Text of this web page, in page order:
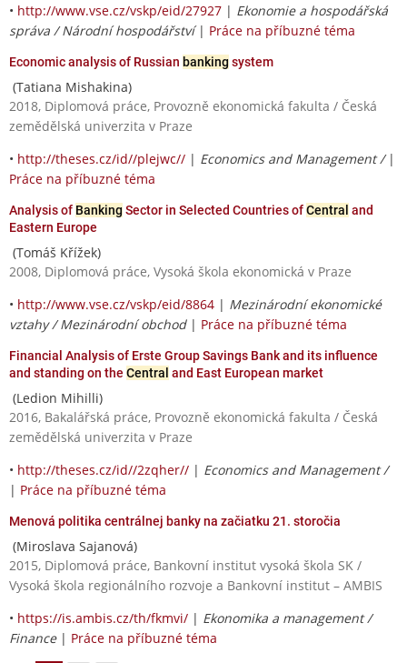
• http://www.vse.cz/vskp/eid/27927 | Ekonomie a hospodářská
správa / Národní hospodářství| Práce na příbuzné téma
Economic analysis of Russian banking system
(Tatiana Mishakina)
2018, Diplomová práce, Provozně ekonomická fakulta / Česká
zemědělská univerzita v Praze
• http://theses.cz/id//plejwc// | Economics and Management / |
Práce na příbuzné téma
Analysis of Banking Sector in Selected Countries ofCentral and
Eastern Europe
(Tomáš Křížek)
2008, Diplomová práce, Vysoká škola ekonomická v Praze
• http://www.vse.cz/vskp/eid/8864 | Mezinárodní ekonomické
vztahy / Mezinárodní obchod| Práce na příbuzné téma
Financial Analysis of Erste Group Savings Bank and its influence
and standing on the Central and East European market
(Ledion Mihilli)
2016, Bakalářská práce, Provozně ekonomická fakulta / Česká
zemědělská univerzita v Praze
• http://theses.cz/id//2zqher// | Economics and Management /
| Práce na příbuzné téma
Menová politika centrálnej banky na začiatku 21. storočia
(Miroslava Sajanová)
2015, Diplomová práce, Bankovní institut vysoká škola SK /
Vysoká škola regionálního rozvoje a Bankovní institut – AMBIS
• https://is.ambis.cz/th/fkmvi/ | Ekonomika a management /
Finance| Práce na příbuzné téma